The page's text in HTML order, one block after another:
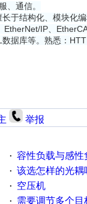
、通信。
于结构化、模块化
IP、
据库等。熟悉：
举报
· 容性负载与感性负
· 该选怎样的光耦
· 空压机
· 需要调节多个目标